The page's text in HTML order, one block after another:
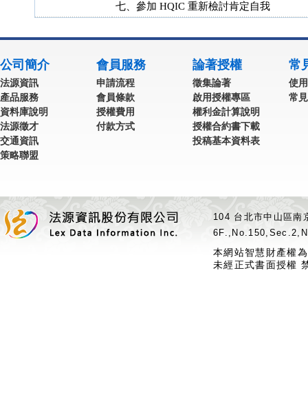
七、參加 HQIC 重新檢討肯定自我
公司簡介
法源資訊
產品服務
資料庫說明
法源徵才
交通資訊
策略聯盟
會員服務
申請流程
會員條款
授權費用
付款方式
論著授權
徵集論著
啟用授權專區
權利金計算說明
授權合約書下載
投稿基本資料表
常
使
常
104 台北市中山區
本網站智慧財產權
未經正式書面授權